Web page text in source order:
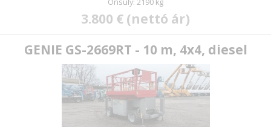
Önsúly: 2190 kg
3.800 € (nettó ár)
GENIE GS-2669RT - 10 m, 4x4, diesel